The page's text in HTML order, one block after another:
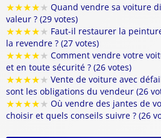
★★★★★ Quand vendre sa voiture
valeur ? (29 votes)
★★★★★ Faut-il restaurer la
la revendre ? (27 votes)
★★★★★ Comment vendre votre
et en toute sécurité ? (26 votes)
★★★★★ Vente de voiture avec
sont les obligations du vendeur (26
★★★★★ Où vendre des jantes de
choisir et quels conseils suivre ? (26